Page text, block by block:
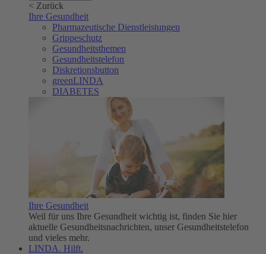
< Zurück
Ihre Gesundheit
Pharmazeutische Dienstleistungen
Grippeschutz
Gesundheitsthemen
Gesundheitstelefon
Diskretionsbutton
greenLINDA
DIABETES
Ihre Gesundheit
Weil für uns Ihre Gesundheit wichtig ist, finden Sie hier
aktuelle Gesundheitsnachrichten, unser Gesundheitstelefon
und vieles mehr.
LINDA. Hilft.